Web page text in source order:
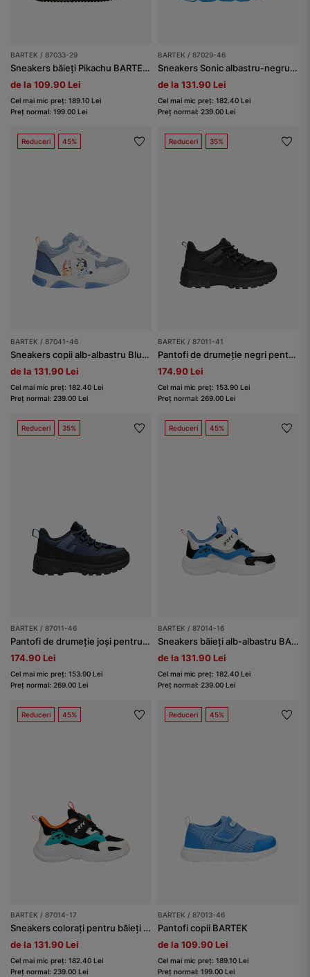
BARTEK / 87033-29
Sneakers băieți Pikachu BARTEK 87033-29
de la 109.90 Lei
Cel mai mic preț: 189.10 Lei
Preț normal: 199.00 Lei
BARTEK / 87029-46
Sneakers Sonic albastru-negru cu tălpi luminoase BARTEK 87029-46
de la 131.90 Lei
Cel mai mic preț: 182.40 Lei
Preț normal: 239.00 Lei
Reduceri 45%
BARTEK / 87041-46
Sneakers copii alb-albastru Bluey cu talpă luminoasă BARTEK 87041-46
de la 131.90 Lei
Cel mai mic preț: 182.40 Lei
Preț normal: 239.00 Lei
Reduceri 35%
BARTEK / 87011-41
Pantofi de drumeție negri pentru copii BARTEK 87011-41
174.90 Lei
Cel mai mic preț: 153.90 Lei
Preț normal: 269.00 Lei
Reduceri 35%
BARTEK / 87011-46
Pantofi de drumeție joși pentru copii, bleumarin-negru, BARTEK 87011-46
174.90 Lei
Cel mai mic preț: 153.90 Lei
Preț normal: 269.00 Lei
Reduceri 45%
BARTEK / 87014-16
Sneakers băieți alb-albastru BARTEK 87014-16
de la 131.90 Lei
Cel mai mic preț: 182.40 Lei
Preț normal: 239.00 Lei
Reduceri 45%
BARTEK / 87014-17
Sneakers colorați pentru băieți BARTEK 87014-17
de la 131.90 Lei
Cel mai mic preț: 182.40 Lei
Preț normal: 239.00 Lei
Reduceri 45%
BARTEK / 87013-46
Pantofi copii BARTEK
de la 109.90 Lei
Cel mai mic preț: 189.10 Lei
Preț normal: 199.00 Lei